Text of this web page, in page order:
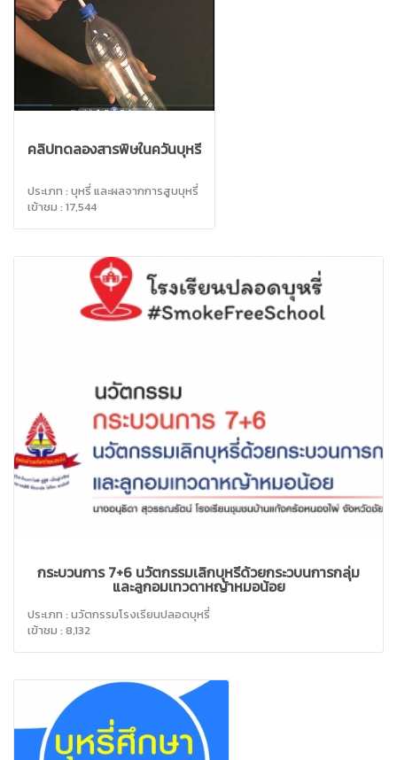
คลิปทดลองสารพิษในควันบุหรี่
ประเภท : บุหรี่ และผลจากการสูบบุหรี่
เข้าชม : 17,544
กระบวนการ 7+6 นวัตกรรมเลิกบุหรี่ด้วยกระวบนการกลุ่ม
และลูกอมเทวดาหญ้าหมอน้อย
ประเภท : นวัตกรรมโรงเรียนปลอดบุหรี่
เข้าชม : 8,132